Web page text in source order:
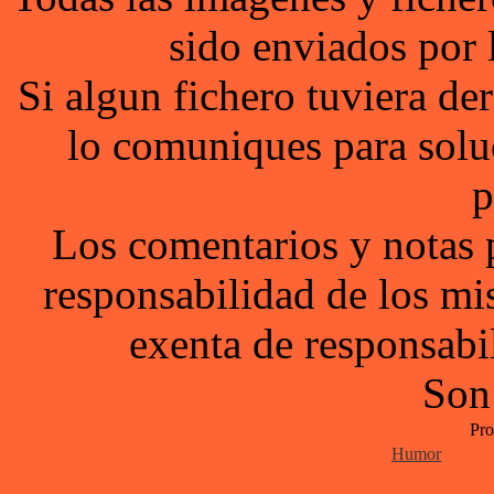
sido enviados por
Si algun fichero tuviera
lo comuniques para
Los comentarios y notas
responsabilidad de los
exenta de
Humor